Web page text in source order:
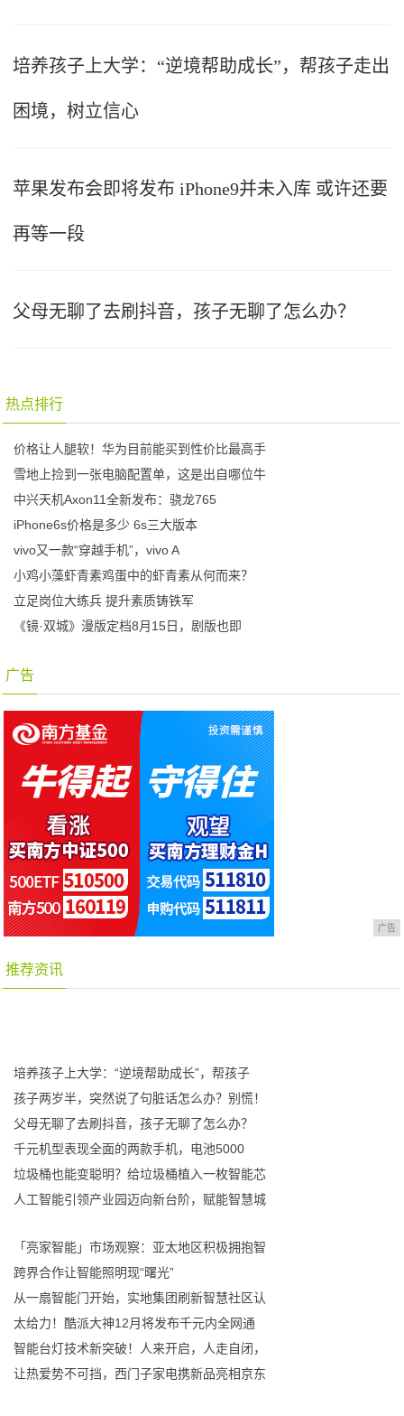
培养孩子上大学：“逆境帮助成长”，帮孩子走出
困境，树立信心
苹果发布会即将发布 iPhone9并未入库 或许还要
再等一段
父母无聊了去刷抖音，孩子无聊了怎么办？
热点排行
价格让人腿软！华为目前能买到性价比最高手
雪地上捡到一张电脑配置单，这是出自哪位牛
中兴天机Axon11全新发布：骁龙765
iPhone6s价格是多少 6s三大版本
vivo又一款“穿越手机”，vivo A
小鸡小藻虾青素鸡蛋中的虾青素从何而来？
立足岗位大练兵 提升素质铸铁军
《镜·双城》漫版定档8月15日，剧版也即
广告
广告
推荐资讯
培养孩子上大学：“逆境帮助成长”，帮孩子
孩子两岁半，突然说了句脏话怎么办？别慌！
父母无聊了去刷抖音，孩子无聊了怎么办？
千元机型表现全面的两款手机，电池5000
垃圾桶也能变聪明？给垃圾桶植入一枚智能芯
人工智能引领产业园迈向新台阶，赋能智慧城
「亮家智能」市场观察：亚太地区积极拥抱智
跨界合作让智能照明现“曙光”
从一扇智能门开始，实地集团刷新智慧社区认
太给力！酷派大神12月将发布千元内全网通
智能台灯技术新突破！人来开启，人走自闭，
让热爱势不可挡，西门子家电携新品亮相京东